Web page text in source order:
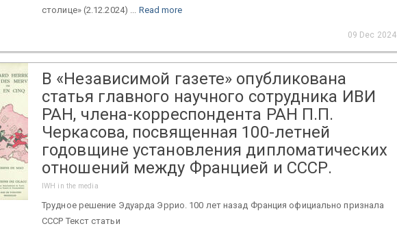
столице» (2.12.2024) ... Read more
09 Dec 2024
В «Независимой газете» опубликована
статья главного научного сотрудника ИВИ
РАН, члена-корреспондента РАН П.П.
Черкасова, посвященная 100-летней
годовщине установления дипломатических
отношений между Францией и СССР.
IWH in the media
Трудное решение Эдуарда Эррио. 100 лет назад Франция официально признала
СССР Текст статьи